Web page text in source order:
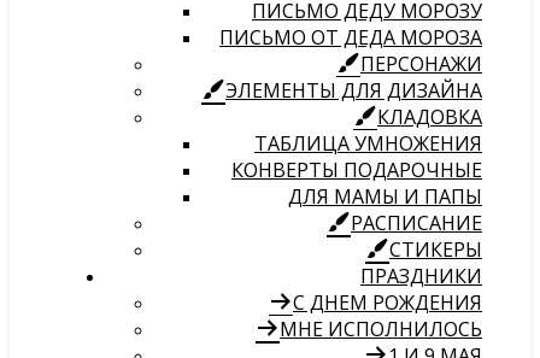
ПИСЬМО ДЕДУ МОРОЗУ
ПИСЬМО ОТ ДЕДА МОРОЗА
ПЕРСОНАЖИ
ЭЛЕМЕНТЫ ДЛЯ ДИЗАЙНА
КЛАДОВКА
ТАБЛИЦА УМНОЖЕНИЯ
КОНВЕРТЫ ПОДАРОЧНЫЕ
ДЛЯ МАМЫ И ПАПЫ
РАСПИСАНИЕ
СТИКЕРЫ
ПРАЗДНИКИ
С ДНЕМ РОЖДЕНИЯ
МНЕ ИСПОЛНИЛОСЬ